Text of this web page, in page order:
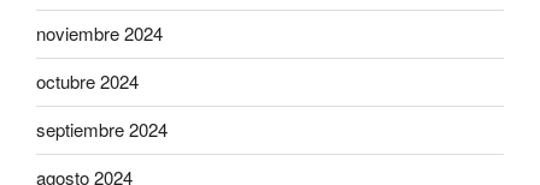
noviembre 2024
octubre 2024
septiembre 2024
agosto 2024